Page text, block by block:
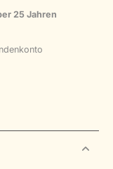
25 Jahren